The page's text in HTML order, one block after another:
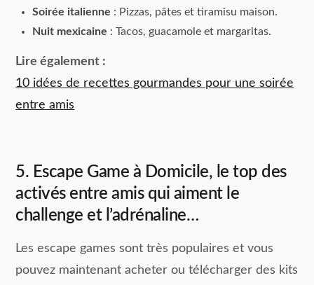
Soirée italienne : Pizzas, pâtes et tiramisu maison.
Nuit mexicaine : Tacos, guacamole et margaritas.
Lire également :
10 idées de recettes gourmandes pour une soirée
entre amis
5. Escape Game à Domicile, le top des
activés entre amis qui aiment le
challenge et l’adrénaline…
Les escape games sont très populaires et vous
pouvez maintenant acheter ou télécharger des kits